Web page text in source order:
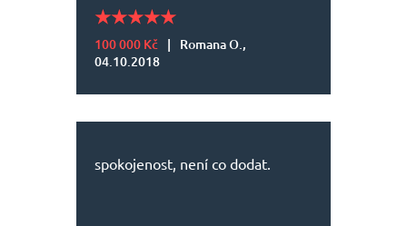
100 000 Kč |
Romana O.,
04.10.2018
spokojenost, není co dodat.